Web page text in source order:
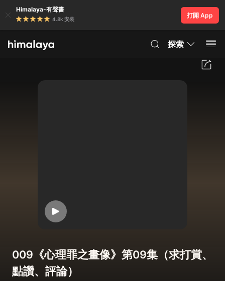
Himalaya-有聲書
4.8k 安裝
打開 App
探索
009《心理罪之畫像》第09集（求打賞、
點讚、評論）